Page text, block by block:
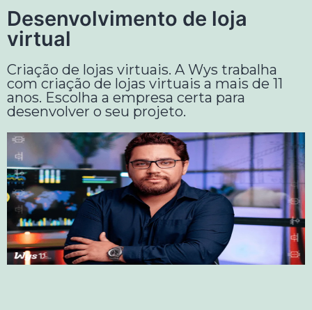
Desenvolvimento de loja
virtual
Criação de lojas virtuais. A Wys trabalha
com criação de lojas virtuais a mais de 11
anos. Escolha a empresa certa para
desenvolver o seu projeto.